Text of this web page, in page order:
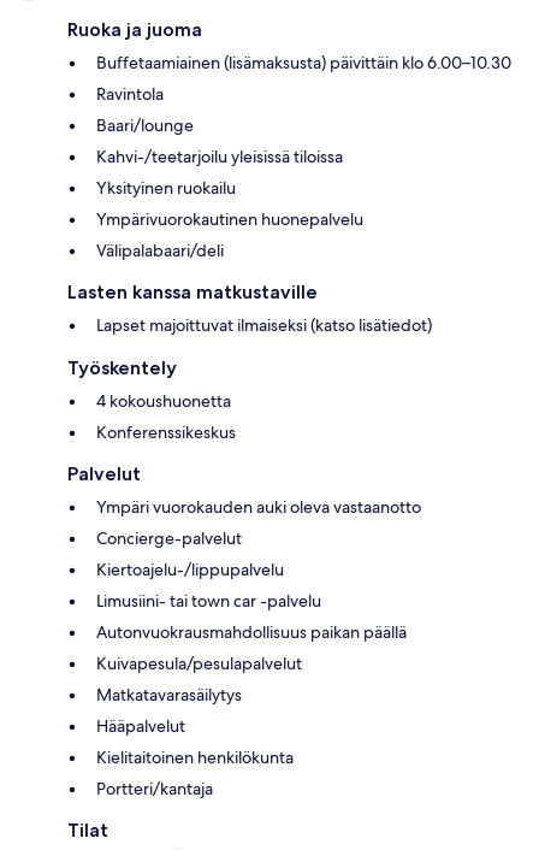
Ruoka ja juoma
Buffetaamiainen (lisämaksusta) päivittäin klo 6.00–10.30
Ravintola
Baari/lounge
Kahvi-/teetarjoilu yleisissä tiloissa
Yksityinen ruokailu
Ympärivuorokautinen huonepalvelu
Välipalabaari/deli
Lasten kanssa matkustaville
Lapset majoittuvat ilmaiseksi (katso lisätiedot)
Työskentely
4 kokoushuonetta
Konferenssikeskus
Palvelut
Ympäri vuorokauden auki oleva vastaanotto
Concierge-palvelut
Kiertoajelu-/lippupalvelu
Limusiini- tai town car -palvelu
Autonvuokrausmahdollisuus paikan päällä
Kuivapesula/pesulapalvelut
Matkatavarasäilytys
Hääpalvelut
Kielitaitoinen henkilökunta
Portteri/kantaja
Tilat